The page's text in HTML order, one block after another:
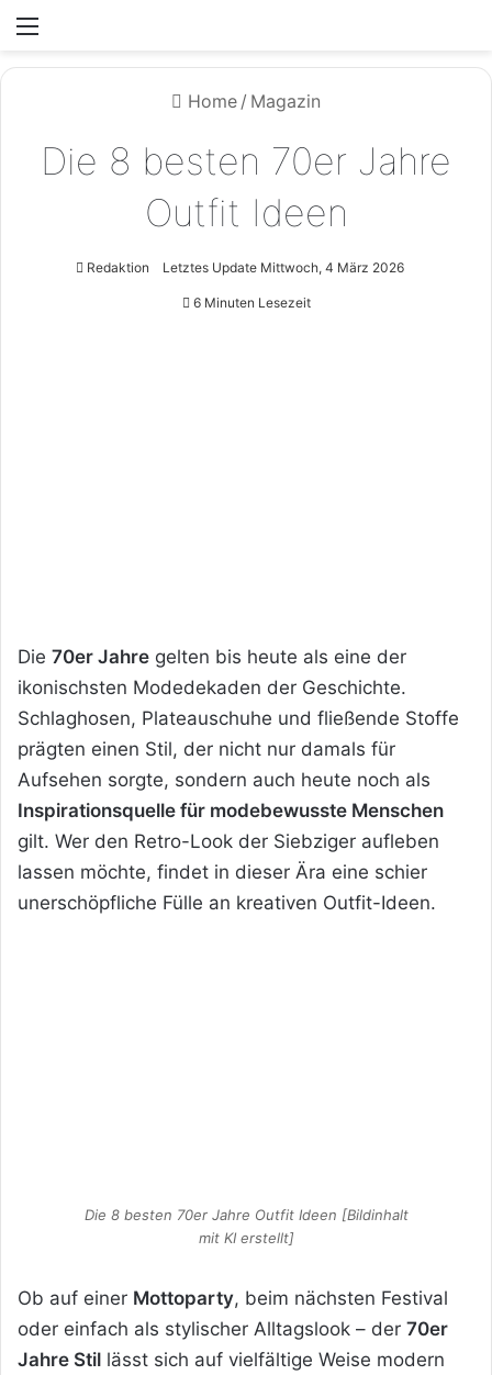
Home / Magazin
Die 8 besten 70er Jahre
Outfit Ideen
Redaktion Letztes Update Mittwoch, 4 März 2026
6 Minuten Lesezeit
Die 70er Jahre gelten bis heute als eine der
ikonischsten Modedekaden der Geschichte.
Schlaghosen, Plateauschuhe und fließende Stoffe
prägten einen Stil, der nicht nur damals für
Aufsehen sorgte, sondern auch heute noch als
Inspirationsquelle für modebewusste Menschen
gilt. Wer den Retro-Look der Siebziger aufleben
lassen möchte, findet in dieser Ära eine schier
unerschöpfliche Fülle an kreativen Outfit-Ideen.
Die 8 besten 70er Jahre Outfit Ideen [Bildinhalt
mit KI erstellt]
Ob auf einer Mottoparty, beim nächsten Festival
oder einfach als stylischer Alltagslook – der 70er
Jahre Stil lässt sich auf vielfältige Weise modern